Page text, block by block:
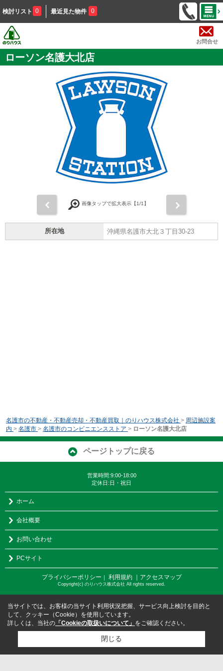
検討リスト 0 最近見た物件 0
お問合せ
ローソン名護大北店
画像タップで拡大表示【1/1】
所在地 沖縄県名護市大北３丁目30-23
名護市の不動産・不動産売却・不動産買取｜のりハウス株式会社 > 周辺施設案
内 > 名護市 > 名護市のコンビニエンスストア > ローソン名護大北店
ページトップに戻る
営業時間:9:00-18:00
定休日:日・祝日
ホーム
会社概要
お問い合わせ
PCサイト
プライバシーポリシー ｜ 利用規約 ｜アクセスマップ
Copyright(c) のりハウス株式会社 All rights reserved.
当サイトでは、お客様の当サイト利用状況把握、サービス向上検討を目的と
して、クッキー（Cookie）を使用しています。
詳しくは、当社の 「Cookieの取扱いについて」 をご確認ください。
閉じる